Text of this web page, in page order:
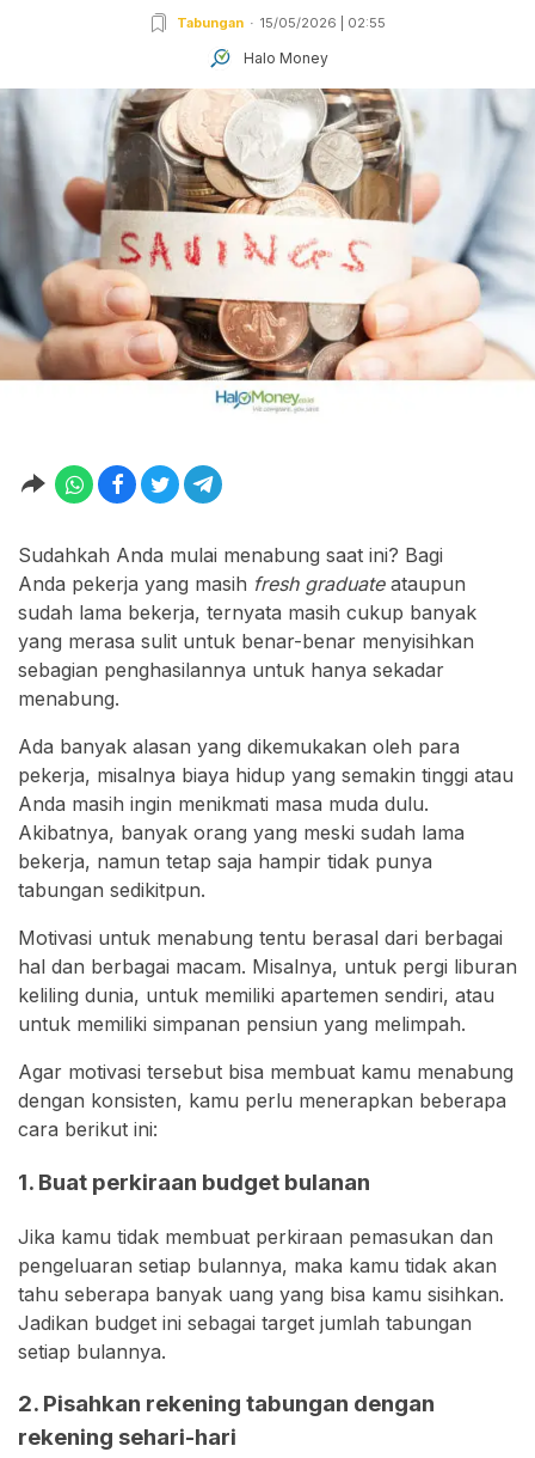
Tabungan 15/05/2026 | 02:55
Halo Money
Sudahkah Anda mulai menabung saat ini? Bagi
Anda pekerja yang masih fresh graduateataupun
sudah lama bekerja, ternyata masih cukup banyak
yang merasa sulit untuk benar-benar menyisihkan
sebagian penghasilannya untuk hanya sekadar
menabung.
Ada banyak alasan yang dikemukakan oleh para
pekerja, misalnya biaya hidup yang semakin tinggi atau
Anda masih ingin menikmati masa muda dulu.
Akibatnya, banyak orang yang meski sudah lama
bekerja, namun tetap saja hampir tidak punya
tabungan sedikitpun.
Motivasi untuk menabung tentu berasal dari berbagai
hal dan berbagai macam. Misalnya, untuk pergi liburan
keliling dunia, untuk memiliki apartemen sendiri, atau
untuk memiliki simpanan pensiun yang melimpah.
Agar motivasi tersebut bisa membuat kamu menabung
dengan konsisten, kamu perlu menerapkan beberapa
cara berikut ini:
1. Buat perkiraan budget bulanan
Jika kamu tidak membuat perkiraan pemasukan dan
pengeluaran setiap bulannya, maka kamu tidak akan
tahu seberapa banyak uang yang bisa kamu sisihkan.
Jadikan budget ini sebagai target jumlah tabungan
setiap bulannya.
2. Pisahkan rekening tabungan dengan
rekening sehari-hari